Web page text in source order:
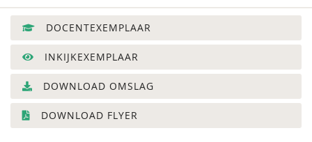
DOCENTEXEMPLAAR
INKIJKEXEMPLAAR
DOWNLOAD OMSLAG
DOWNLOAD FLYER